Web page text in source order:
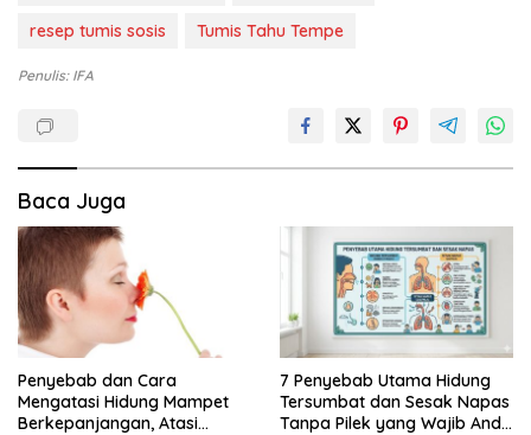
resep tumis sosis
Tumis Tahu Tempe
Penulis: IFA
Baca Juga
Penyebab dan Cara
Mengatasi Hidung Mampet
Berkepanjangan, Atasi
7 Penyebab Utama Hidung
Tersumbat dan Sesak Napas
Tanpa Pilek yang Wajib Anda